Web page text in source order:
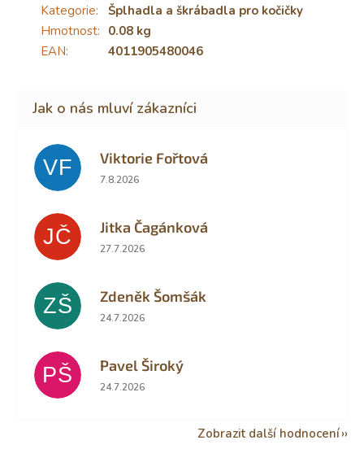
Kategorie:
Šplhadla a škrábadla pro kočičky
Hmotnost: 0.08 kg
EAN: 4011905480046
VF Viktorie Fořtová
Hodnocení obchodu je 2 z 5 hvězdiček.
7.8.2026
JČ Jitka Čagánková
Hodnocení obchodu je 5 z 5 hvězdiček.
27.7.2026
ZŠ Zdeněk Šomšák
Hodnocení obchodu je 5 z 5 hvězdiček.
24.7.2026
PŠ Pavel Široký
Hodnocení obchodu je 5 z 5 hvězdiček.
24.7.2026
Zobrazit další hodnocení